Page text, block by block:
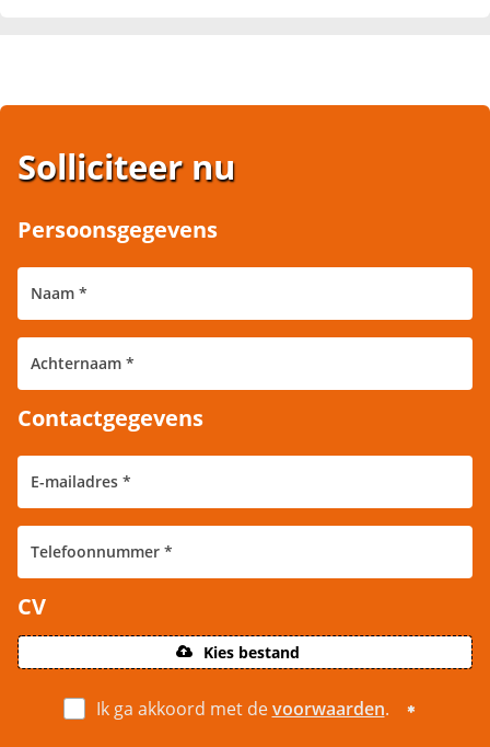
Solliciteer nu
Persoonsgegevens
Contactgegevens
CV
Kies bestand
Ik ga akkoord met devoorwaarden.